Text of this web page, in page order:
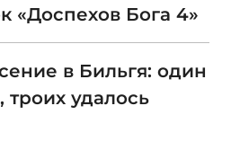
«Доспехов Бога 4»
в Бильгя: один
троих удалось